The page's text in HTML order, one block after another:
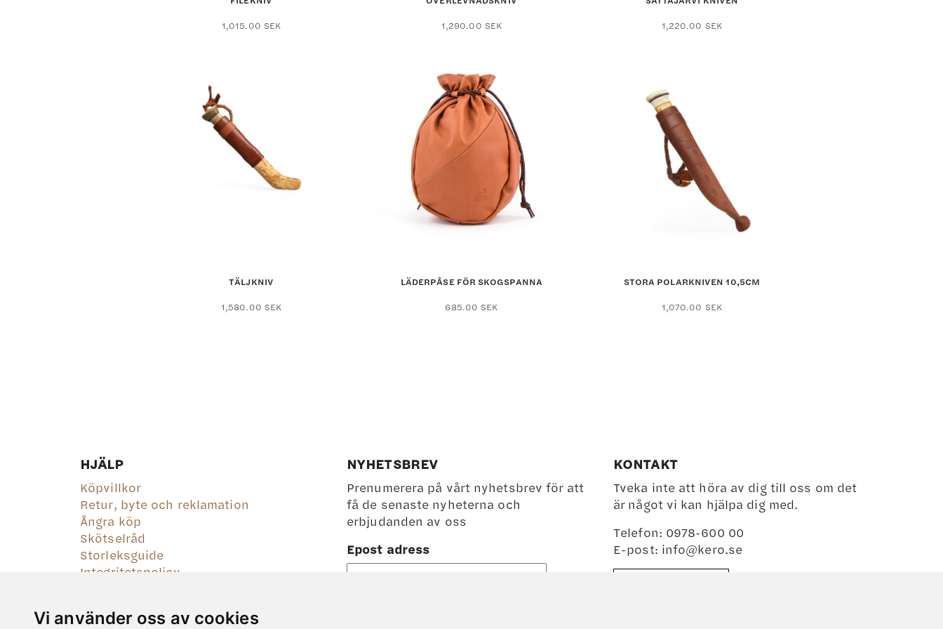
Vi använder oss av cookies
1,015.00 SEK
1,290.00 SEK
1,220.00 SEK
TÄLJKNIV
1,580.00 SEK
LÄDERPÅSE FÖR SKOGSPANNA
685.00 SEK
STORA POLARKNIVEN 10,5CM
1,070.00 SEK
HJÄLP
Köpvillkor
Retur, byte och reklamation
Ångra köp
Skötselråd
Storleksguide
Integritetspolicy
NYHETSBREV
Prenumerera på vårt nyhetsbrev för att
få de senaste nyheterna och
erbjudanden av oss
Epost adress
KONTAKT
Tveka inte att höra av dig till oss om det
är något vi kan hjälpa dig med.
Telefon: 0978-600 00
E-post: info@kero.se